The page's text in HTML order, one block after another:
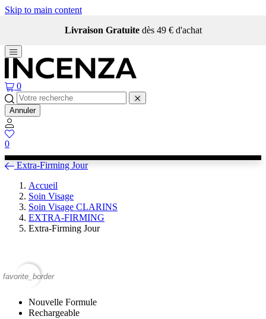
Skip to main content
Qui sommes-nous ?
0
Annuler
0
Extra-Firming Jour
Accueil
Soin Visage
Soin Visage CLARINS
EXTRA-FIRMING
Extra-Firming Jour
favorite_border
Nouvelle Formule
Rechargeable